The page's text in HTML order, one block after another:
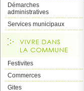
Démarches
administratives
Services municipaux
Festivites
Commerces
Gites